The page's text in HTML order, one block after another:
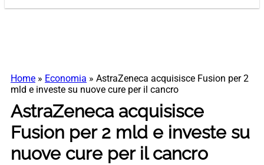
Home » Economia » AstraZeneca acquisisce Fusion per 2
mld e investe su nuove cure per il cancro
AstraZeneca acquisisce
Fusion per 2 mld e investe su
nuove cure per il cancro